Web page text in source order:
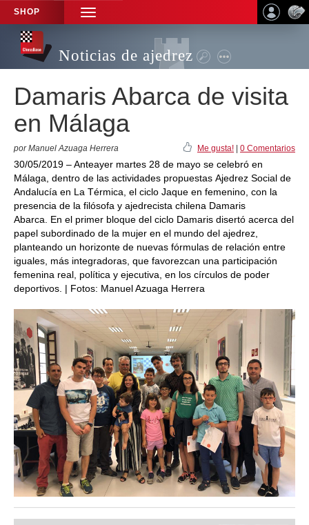
SHOP
TOGGLE
NAVIGATION
Noticias de ajedrez
Damaris Abarca de visita
en Málaga
por Manuel Azuaga Herrera Me gusta! 0 Comentarios
30/05/2019 – Anteayer martes 28 de mayo se celebró en
Málaga, dentro de las actividades propuestas Ajedrez Social de
Andalucía en La Térmica, el ciclo Jaque en femenino, con la
presencia de la filósofa y ajedrecista chilena Damaris
Abarca. En el primer bloque del ciclo Damaris disertó acerca del
papel subordinado de la mujer en el mundo del ajedrez,
planteando un horizonte de nuevas fórmulas de relación entre
iguales, más integradoras, que favorezcan una participación
femenina real, política y ejecutiva, en los círculos de poder
deportivos. | Fotos: Manuel Azuaga Herrera